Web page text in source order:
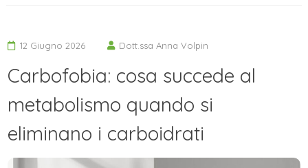
12 Giugno 2026 Dott.ssa Anna Volpin
Carbofobia: cosa succede al
metabolismo quando si
eliminano i carboidrati